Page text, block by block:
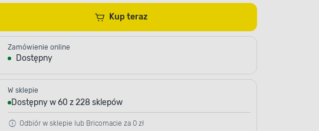
Kup teraz
Zamówienie online
Dostępny
W sklepie
Dostępny w 60 z 228 sklepów
Odbiór w sklepie lub Bricomacie za 0 zł